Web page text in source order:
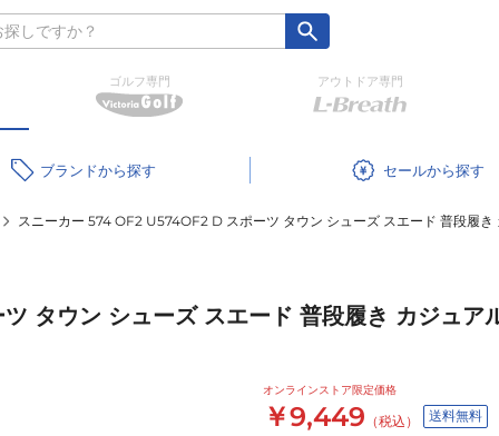
ゴルフ専門 アウトドア専門
ブランド セール
スニーカー 574 OF2 U574OF2 D スポーツ タウン シューズ スエード 普段履き
タウン シューズ スエード 普段履き カジュア
オンラインストア限定価格
￥9,449 （税込） 送料無料